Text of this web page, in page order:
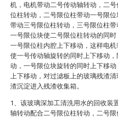
机，电机带动二号传动轴转动，二
位柱转动，二号限位柱带动一号限
带动三号限位柱转动，三号限位柱带
一号限位块使二号限位柱转动的同
一号限位柱内腔上下移动，这样电
使一号传动轴旋转的同时上下移动
动，一号限位块旋转的同时上下移
上下移动，对过滤板上的玻璃残渣
渣沉淀进入残渣收集箱。
1、该玻璃深加工清洗用水的回收装
轴转动配合二号限位柱转动，二号